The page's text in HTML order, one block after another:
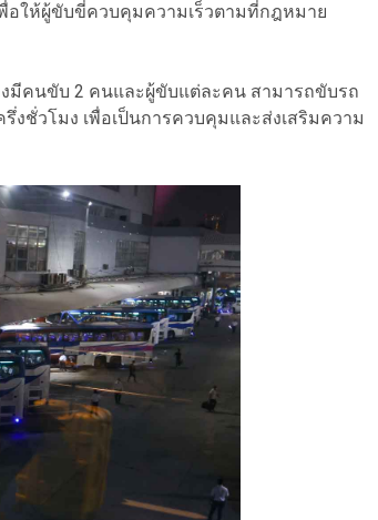
อให้ผู้ขับขี่ควบคุมความเร็วตามที่กฎหมาย
งมีคนขับ 2 คนและผู้ขับแต่ละคน สามารถขับรถ
ชั่วโมง เพื่อเป็นการควบคุมและส่งเสริมความ